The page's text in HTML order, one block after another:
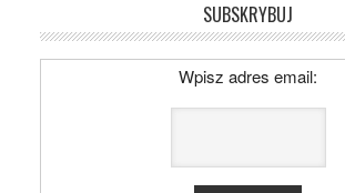
SUBSKRYBUJ
Wpisz adres email: